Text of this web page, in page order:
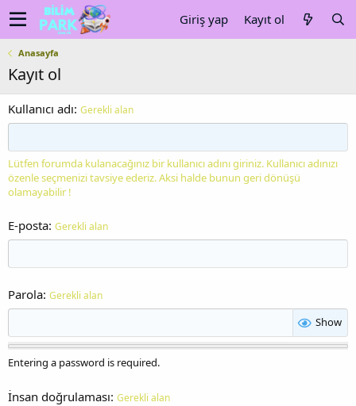
Giriş yap Kayıt ol
Anasayfa
Kayıt ol
Kullanıcı adı Gerekli alan
Lütfen forumda kulanacağınız bir kullanıcı adını giriniz. Kullanıcı adınızı
özenle seçmenizi tavsiye ederiz. Aksi halde bunun geri dönüşü
olamayabilir !
E-posta Gerekli alan
Parola Gerekli alan
Show
Entering a password is required.
İnsan doğrulaması Gerekli alan